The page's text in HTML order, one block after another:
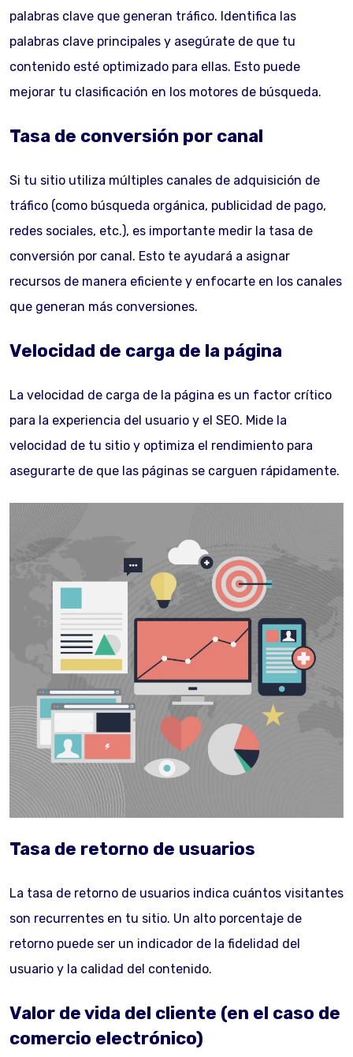
palabras clave que generan tráfico. Identifica las
palabras clave principales y asegúrate de que tu
contenido esté optimizado para ellas. Esto puede
mejorar tu clasificación en los motores de búsqueda.
Tasa de conversión por canal
Si tu sitio utiliza múltiples canales de adquisición de
tráfico (como búsqueda orgánica, publicidad de pago,
redes sociales, etc.), es importante medir la tasa de
conversión por canal. Esto te ayudará a asignar
recursos de manera eficiente y enfocarte en los canales
que generan más conversiones.
Velocidad de carga de la página
La velocidad de carga de la página es un factor crítico
para la experiencia del usuario y el SEO. Mide la
velocidad de tu sitio y optimiza el rendimiento para
asegurarte de que las páginas se carguen rápidamente.
Tasa de retorno de usuarios
La tasa de retorno de usuarios indica cuántos visitantes
son recurrentes en tu sitio. Un alto porcentaje de
retorno puede ser un indicador de la fidelidad del
usuario y la calidad del contenido.
Valor de vida del cliente (en el caso de
comercio electrónico)